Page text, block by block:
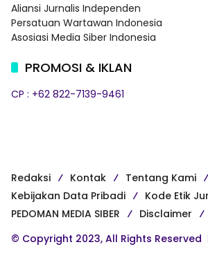
Aliansi Jurnalis Independen
Persatuan Wartawan Indonesia
Asosiasi Media Siber Indonesia
PROMOSI & IKLAN
CP : +62 822-7139-9461
Redaksi Kontak
Tentang Kami
Kebijakan Data Pribadi
Kode Etik
PEDOMAN MEDIA SIBER
Disclaimer
© Copyright 2023, All Rights Reserved